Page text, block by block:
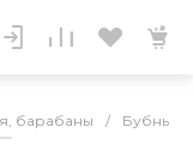
барабаны / Бубны